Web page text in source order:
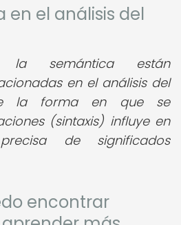
en el análisis del
semántica están
en el análisis del
la forma en que se
(sintaxis) influye en
de significados
encontrar